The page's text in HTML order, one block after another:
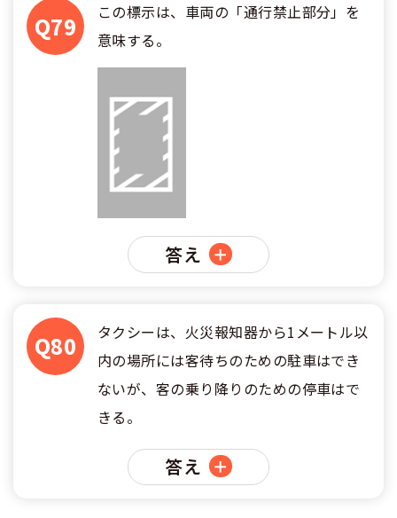
Q79
この標示は、車両の「通行禁止部分」を
意味する。
答え
Q80
タクシーは、火災報知器から1メートル以
内の場所には客待ちのための駐車はでき
ないが、客の乗り降りのための停車はで
きる。
答え